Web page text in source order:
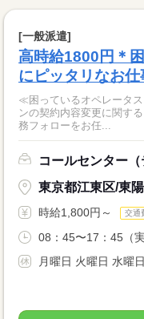
[一般派遣]
高時給1800円＊
にピッタリなお仕
≪困っているオペレータ
ンの契約内容変更に関す
務フォローをお任...
コールセンター（
東京都江東区/東
時給1,800円～ 交通
08：45〜17：45（
月曜日 火曜日 水曜